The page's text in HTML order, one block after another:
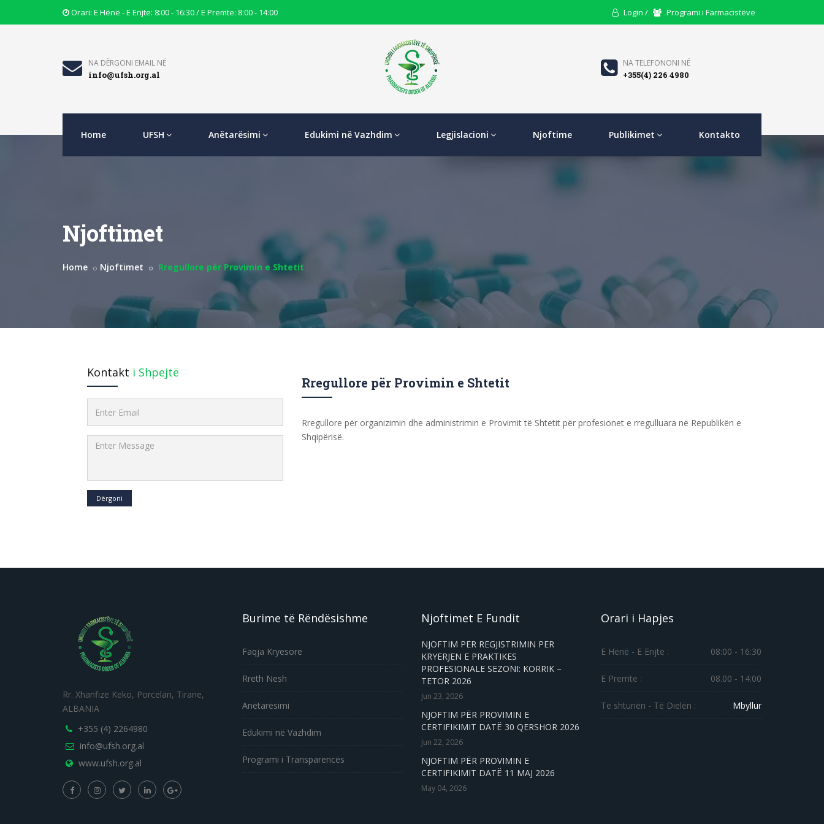
Opening
Icon
Orari: E Hënë - E Enjte: 8:00 - 16:30 / E Premte: 8:00 - 14:00 User
Login / Users
Programi i Farmacistëve
Email
Icon
NA DËRGONI EMAIL NË
info@ufsh.org.al
Phone
Icon
NA TELEFONONI NË
+355(4) 226 4980
Home UFSH Anëtarësimi Edukimi në Vazhdim Legjislacioni Njoftime Publikimet Kontakto
Njoftimet
Home Njoftimet Rregullore për Provimin e Shtetit
Rregullore për Provimin e Shtetit
Rregullore për organizimin dhe administrimin e Provimit të Shtetit për profesionet e rregulluara në Republikën e
Shqipërisë.
Kontakt i Shpejtë
Dërgoni
Rr. Xhanfize Keko, Porcelan, Tirane,
ALBANIA
+355 (4) 2264980
info@ufsh.org.al
www.ufsh.org.al
Burime të Rëndësishme
Faqja Kryesore
Rreth Nesh
Anëtarësimi
Edukimi në Vazhdim
Programi i Transparencës
Njoftimet E Fundit
NJOFTIM PER REGJISTRIMIN PER
KRYERJEN E PRAKTIKES
PROFESIONALE SEZONI: KORRIK –
TETOR 2026
Jun 23, 2026
NJOFTIM PËR PROVIMIN E
CERTIFIKIMIT DATË 30 QERSHOR 2026
Jun 22, 2026
NJOFTIM PËR PROVIMIN E
CERTIFIKIMIT DATË 11 MAJ 2026
May 04, 2026
Orari i Hapjes
E Hënë - E Enjte : 08:00 - 16:30
E Premte : 08.00 - 14:00
Të shtunën - Të Dielën : Mbyllur